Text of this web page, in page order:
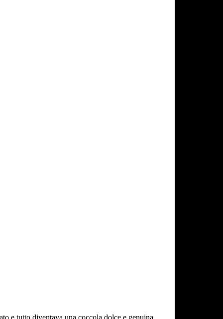
e tutto diventava una coccola dolce e genuina.